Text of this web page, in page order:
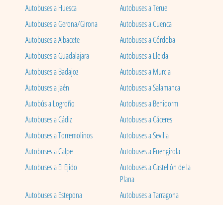
Autobuses a Huesca
Autobuses a Teruel
Autobuses a Gerona/Girona
Autobuses a Cuenca
Autobuses a Albacete
Autobuses a Córdoba
Autobuses a Guadalajara
Autobuses a Lleida
Autobuses a Badajoz
Autobuses a Murcia
Autobuses a Jaén
Autobuses a Salamanca
Autobús a Logroño
Autobuses a Benidorm
Autobuses a Cádiz
Autobuses a Cáceres
Autobuses a Torremolinos
Autobuses a Sevilla
Autobuses a Calpe
Autobuses a Fuengirola
Autobuses a El Ejido
Autobuses a Castellón de la
Plana
Autobuses a Estepona
Autobuses a Tarragona